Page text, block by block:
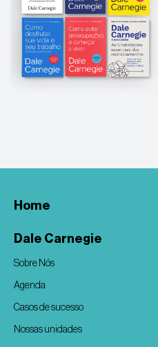
Home
Dale Carnegie
Sobre Nós
Agenda
Casos de sucesso
Nossas unidades